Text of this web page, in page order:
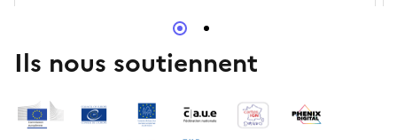
-13h30 – 14h30 – 15h30 – 16h30 – 17h30
Ils nous soutiennent